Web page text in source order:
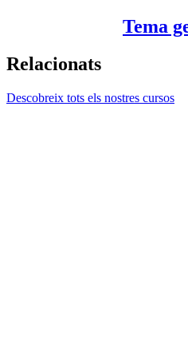
Tema
Relacionats
Descobreix tots els nostres cursos